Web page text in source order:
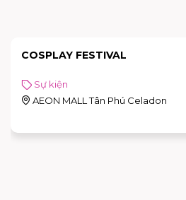
COSPLAY FESTIVAL
Sự kiện
AEON MALL Tân Phú Celadon